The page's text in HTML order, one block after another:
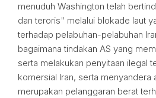
menuduh Washington telah
dan teroris" melalui blokade laut
terhadap pelabuhan-pelabuhan
bagaimana tindakan AS yang
serta melakukan penyitaan ilegal
komersial Iran, serta menyandera
merupakan pelanggaran berat